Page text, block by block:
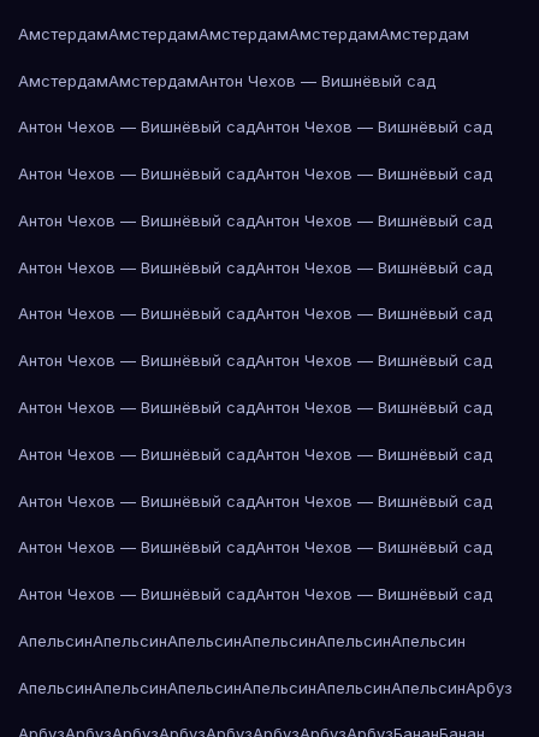
АмстердамАмстердамАмстердамАмстердамАмстердам
АмстердамАмстердамАнтон Чехов — Вишнёвый сад
Антон Чехов — Вишнёвый садАнтон Чехов — Вишнёвый сад
Антон Чехов — Вишнёвый садАнтон Чехов — Вишнёвый сад
Антон Чехов — Вишнёвый садАнтон Чехов — Вишнёвый сад
Антон Чехов — Вишнёвый садАнтон Чехов — Вишнёвый сад
Антон Чехов — Вишнёвый садАнтон Чехов — Вишнёвый сад
Антон Чехов — Вишнёвый садАнтон Чехов — Вишнёвый сад
Антон Чехов — Вишнёвый садАнтон Чехов — Вишнёвый сад
Антон Чехов — Вишнёвый садАнтон Чехов — Вишнёвый сад
Антон Чехов — Вишнёвый садАнтон Чехов — Вишнёвый сад
Антон Чехов — Вишнёвый садАнтон Чехов — Вишнёвый сад
Антон Чехов — Вишнёвый садАнтон Чехов — Вишнёвый сад
АпельсинАпельсинАпельсинАпельсинАпельсинАпельсин
АпельсинАпельсинАпельсинАпельсинАпельсинАпельсинАрбуз